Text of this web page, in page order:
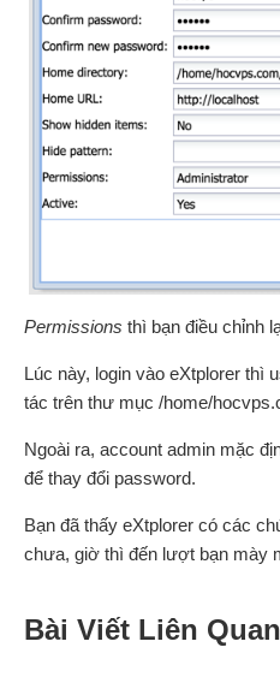
Permissions thì bạn điều chỉnh
Lúc này, login vào eXtplorer thì
tác trên thư mục /home/
Ngoài ra, account admin mặc
để thay đổi password.
Bạn đã thấy eXtplorer có các
chưa, giờ thì đến lượt bạn mày
Bài Viết Liên